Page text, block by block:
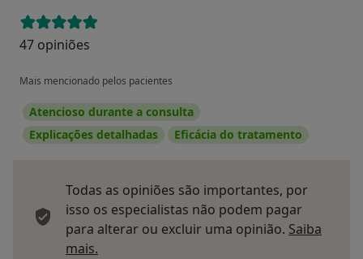
47 opiniões
Mais mencionado pelos pacientes
Atencioso durante a consulta
Explicações detalhadas
Eficácia do tratamento
Todas as opiniões são importantes, por
isso os especialistas não podem pagar
para alterar ou excluir uma opinião. Saiba
mais.